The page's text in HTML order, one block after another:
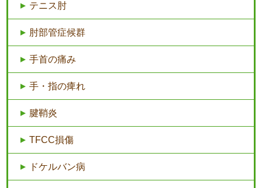
テニス肘
肘部管症候群
手首の痛み
手・指の痺れ
腱鞘炎
TFCC損傷
ドケルバン病